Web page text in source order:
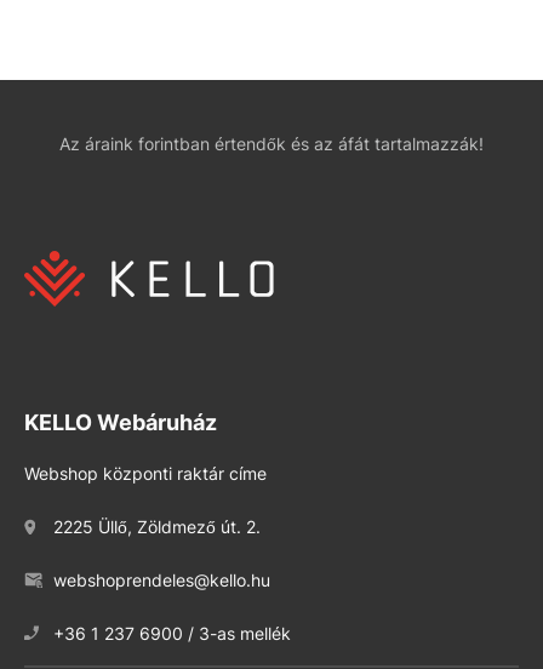
Az áraink forintban értendők és az áfát tartalmazzák!
KELLO Webáruház
Webshop központi raktár címe
2225 Üllő, Zöldmező út. 2.
webshoprendeles@kello.hu
+36 1 237 6900 / 3-as mellék